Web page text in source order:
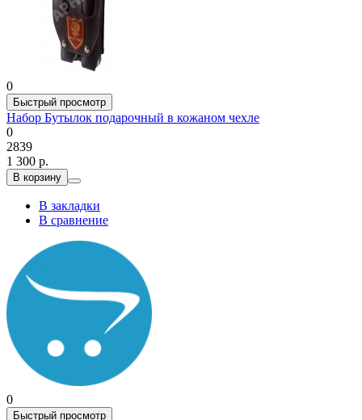
0
Быстрый просмотр
Набор Бутылок подарочный в кожаном чехле
0
2839
1 300 р.
В корзину
В закладки
В сравнение
0
Быстрый просмотр